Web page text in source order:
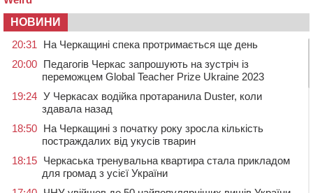
НОВИНИ
20:31
На Черкащині спека протримається ще день
20:00 Педагогів Черкас запрошують на зустріч із
переможцем Global Teacher Prize Ukraine 2023
19:24 У Черкасах водійка протаранила Duster, коли
здавала назад
18:50 На Черкащині з початку року зросла кількість
постраждалих від укусів тварин
18:15 Черкаська тренувальна квартира стала прикладом
для громад з усієї України